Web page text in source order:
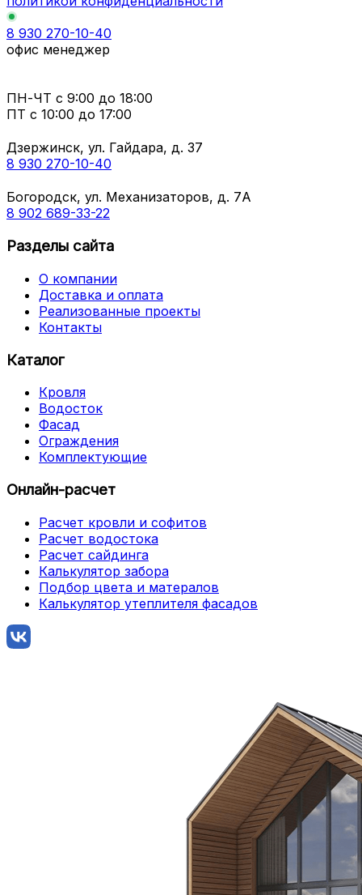
8 930 270-10-40
офис менеджер
ПН-ЧТ с 9:00 до 18:00
ПТ с 10:00 до 17:00
Дзержинск, ул. Гайдара, д. 37
8 930 270-10-40
Богородск, ул. Механизаторов, д. 7А
8 902 689-33-22
Разделы сайта
О компании
Доставка и оплата
Реализованные проекты
Контакты
Каталог
Кровля
Водосток
Фасад
Ограждения
Комплектующие
Онлайн-расчет
Расчет кровли и софитов
Расчет водостока
Расчет сайдинга
Калькулятор забора
Подбор цвета и матералов
Калькулятор утеплителя фасадов